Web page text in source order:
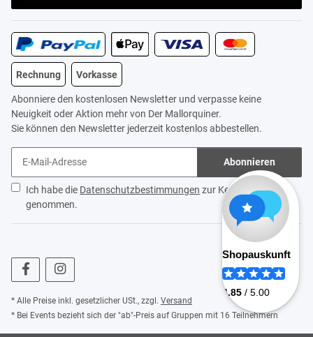
Rechnung Vorkasse
Abonniere den kostenlosen Newsletter und verpasse keine
Neuigkeit oder Aktion mehr von Der Mallorquiner.
Sie können den Newsletter jederzeit kostenlos abbestellen.
Abonnieren
Ich habe die Datenschutzbestimmungen zur Kenntnis
genommen.
* Alle Preise inkl. gesetzlicher USt., zzgl. Versand
* Bei Events bezieht sich der "ab"-Preis auf Gruppen mit 16 Teilnehmern